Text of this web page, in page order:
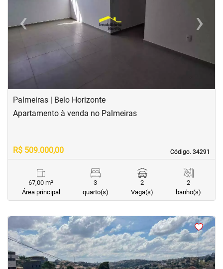
‹Previous ›Next
Palmeiras | Belo Horizonte
Código. 34291
Código. 34291
Apartamento à venda no Palmeiras
R$ 509.000,00
67,00 m²
Área principal
3
quarto(s)
2
Vaga(s)
2
banho(s)
<